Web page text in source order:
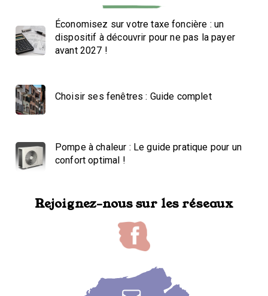
Économisez sur votre taxe foncière : un
dispositif à découvrir pour ne pas la payer
avant 2027 !
Choisir ses fenêtres : Guide complet
Pompe à chaleur : Le guide pratique pour un
confort optimal !
Rejoignez-nous sur les réseaux